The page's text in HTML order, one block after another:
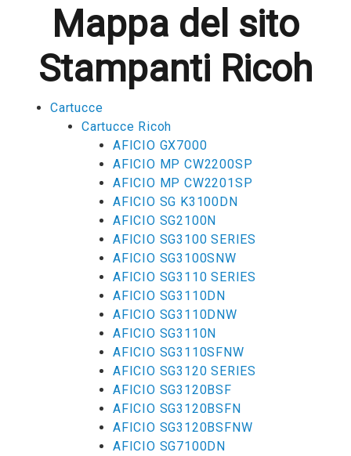
Mappa del sito
Stampanti Ricoh
Cartucce
Cartucce Ricoh
AFICIO GX7000
AFICIO MP CW2200SP
AFICIO MP CW2201SP
AFICIO SG K3100DN
AFICIO SG2100N
AFICIO SG3100 SERIES
AFICIO SG3100SNW
AFICIO SG3110 SERIES
AFICIO SG3110DN
AFICIO SG3110DNW
AFICIO SG3110N
AFICIO SG3110SFNW
AFICIO SG3120 SERIES
AFICIO SG3120BSF
AFICIO SG3120BSFN
AFICIO SG3120BSFNW
AFICIO SG7100DN